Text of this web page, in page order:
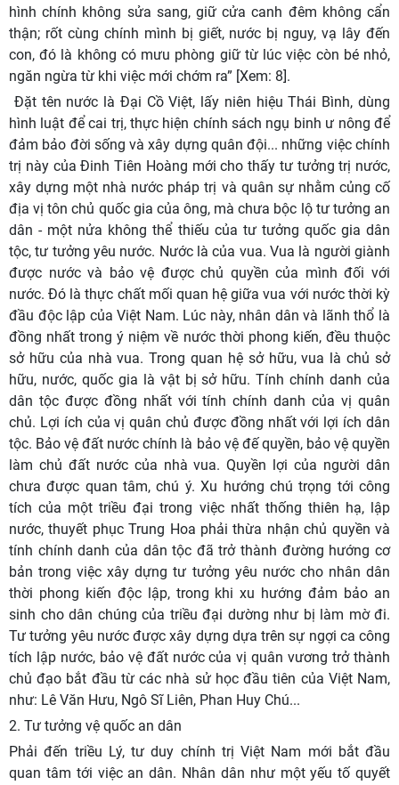
hình chính không sửa sang, giữ cửa canh đêm không cẩn
thận; rốt cùng chính mình bị giết, nước bị nguy, vạ lây đến
con, đó là không có mưu phòng giữ từ lúc việc còn bé nhỏ,
ngăn ngừa từ khi việc mới chớm ra” [Xem: 8].
Đặt tên nước là Đại Cồ Việt, lấy niên hiệu Thái Bình, dùng
hình luật để cai trị, thực hiện chính sách ngụ binh ư nông để
đảm bảo đời sống và xây dựng quân đội... những việc chính
trị này của Đinh Tiên Hoàng mới cho thấy tư tưởng trị nước,
xây dựng một nhà nước pháp trị và quân sự nhằm củng cố
địa vị tôn chủ quốc gia của ông, mà chưa bộc lộ tư tưởng an
dân - một nửa không thể thiếu của tư tưởng quốc gia dân
tộc, tư tưởng yêu nước. Nước là của vua. Vua là người giành
được nước và bảo vệ được chủ quyền của mình đối với
nước. Đó là thực chất mối quan hệ giữa vua với nước thời kỳ
đầu độc lập của Việt Nam. Lúc này, nhân dân và lãnh thổ là
đồng nhất trong ý niệm về nước thời phong kiến, đều thuộc
sở hữu của nhà vua. Trong quan hệ sở hữu, vua là chủ sở
hữu, nước, quốc gia là vật bị sở hữu. Tính chính danh của
dân tộc được đồng nhất với tính chính danh của vị quân
chủ. Lợi ích của vị quân chủ được đồng nhất với lợi ích dân
tộc. Bảo vệ đất nước chính là bảo vệ đế quyền, bảo vệ quyền
làm chủ đất nước của nhà vua. Quyền lợi của người dân
chưa được quan tâm, chú ý. Xu hướng chú trọng tới công
tích của một triều đại trong việc nhất thống thiên hạ, lập
nước, thuyết phục Trung Hoa phải thừa nhận chủ quyền và
tính chính danh của dân tộc đã trở thành đường hướng cơ
bản trong việc xây dựng tư tưởng yêu nước cho nhân dân
thời phong kiến độc lập, trong khi xu hướng đảm bảo an
sinh cho dân chúng của triều đại dường như bị làm mờ đi.
Tư tưởng yêu nước được xây dựng dựa trên sự ngợi ca công
tích lập nước, bảo vệ đất nước của vị quân vương trở thành
chủ đạo bắt đầu từ các nhà sử học đầu tiên của Việt Nam,
như: Lê Văn Hưu, Ngô Sĩ Liên, Phan Huy Chú...
2. Tư tưởng vệ quốc an dân
Phải đến triều Lý, tư duy chính trị Việt Nam mới bắt đầu
quan tâm tới việc an dân. Nhân dân như một yếu tố quyết